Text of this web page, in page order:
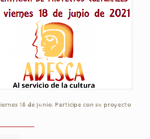
18 de junio. Participe con su proyecto